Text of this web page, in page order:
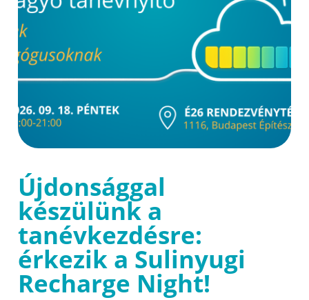
Újdonsággal
készülünk a
tanévkezdésre:
érkezik a Sulinyugi
Recharge Night!